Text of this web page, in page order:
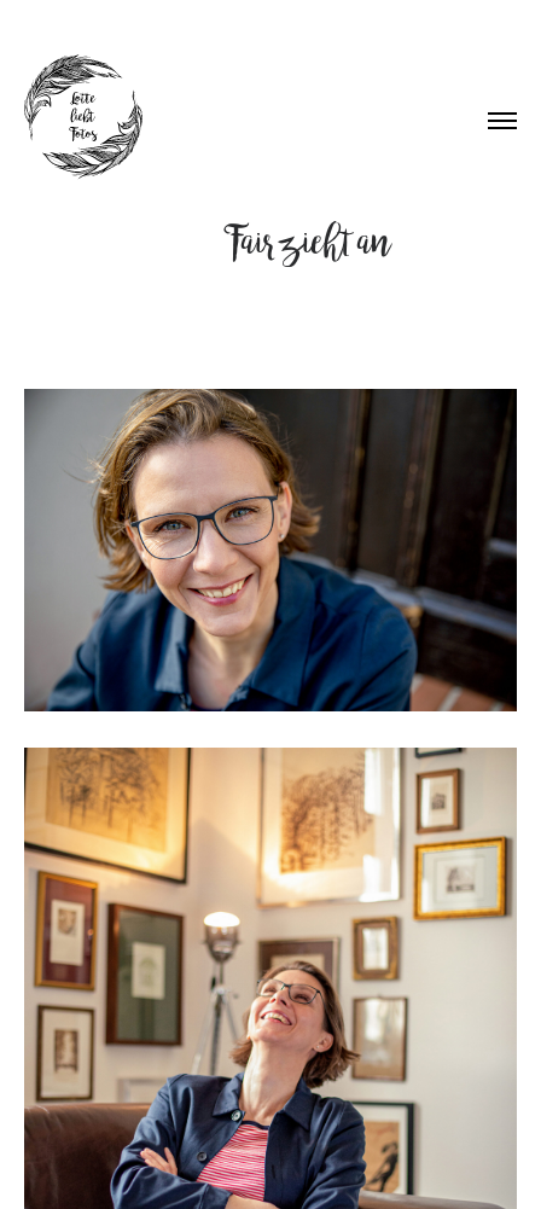
Fair zieht an